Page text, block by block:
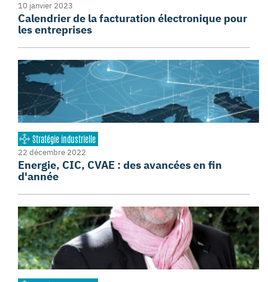
10 janvier 2023
Calendrier de la facturation électronique pour
les entreprises
Stratégie industrielle
22 décembre 2022
Energie, CIC, CVAE : des avancées en fin
d'année